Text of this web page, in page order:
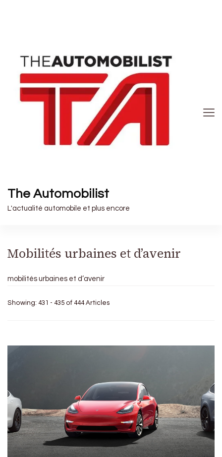
The Automobilist
L'actualité automobile et plus encore
Mobilités urbaines et d’avenir
mobilités urbaines et d’avenir
Showing: 431 - 435 of 444 Articles